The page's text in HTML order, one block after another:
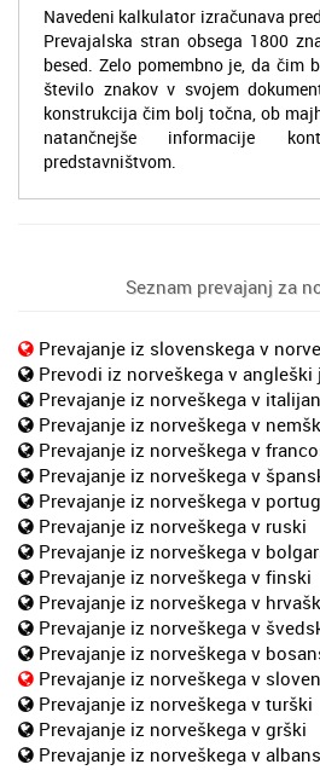
Navedeni kalkulator izračunava
Prevajalska stran obsega 1800
besed. Zelo pomembno je, da čim
število znakov v svojem
konstrukcija čim bolj točna, ob
natančnejše informacije
predstavništvom.
Seznam prevajanj za
Prevajanje iz slovenskega v
Prevodi iz norveškega v angleški
Prevajanje iz norveškega v
Prevajanje iz norveškega v
Prevajanje iz norveškega v
Prevajanje iz norveškega v
Prevajanje iz norveškega v
Prevajanje iz norveškega v ruski
Prevajanje iz norveškega v
Prevajanje iz norveškega v finski
Prevajanje iz norveškega v
Prevajanje iz norveškega v
Prevajanje iz norveškega v
Prevajanje iz norveškega v
Prevajanje iz norveškega v turški
Prevajanje iz norveškega v grški
Prevajanje iz norveškega v